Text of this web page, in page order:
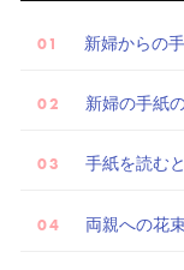
新婦からの
新婦の手紙
手紙を読む
両親への花